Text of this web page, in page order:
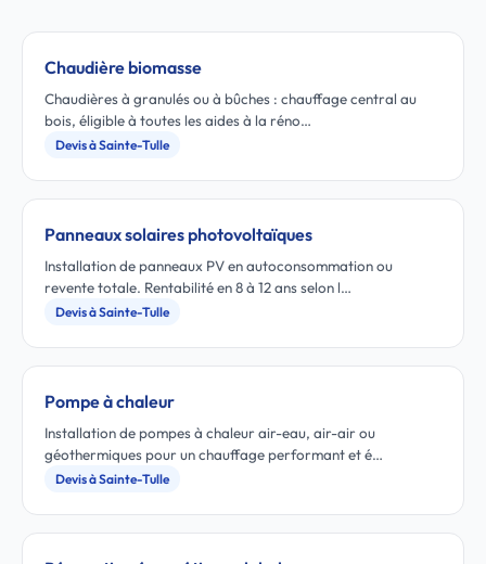
Chaudière biomasse
Chaudières à granulés ou à bûches : chauffage central au
bois, éligible à toutes les aides à la réno…
Devis à Sainte-Tulle
Panneaux solaires photovoltaïques
Installation de panneaux PV en autoconsommation ou
revente totale. Rentabilité en 8 à 12 ans selon l…
Devis à Sainte-Tulle
Pompe à chaleur
Installation de pompes à chaleur air-eau, air-air ou
géothermiques pour un chauffage performant et é…
Devis à Sainte-Tulle